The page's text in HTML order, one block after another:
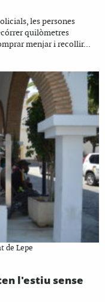
les persones
quilòmetres
menjar i recollir...
de Lepe
l'estiu sense